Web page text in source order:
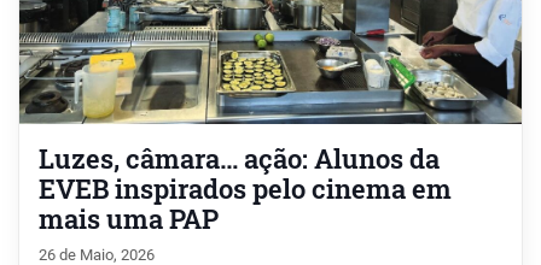
Luzes, câmara… ação: Alunos da
EVEB inspirados pelo cinema em
mais uma PAP
26 de Maio, 2026